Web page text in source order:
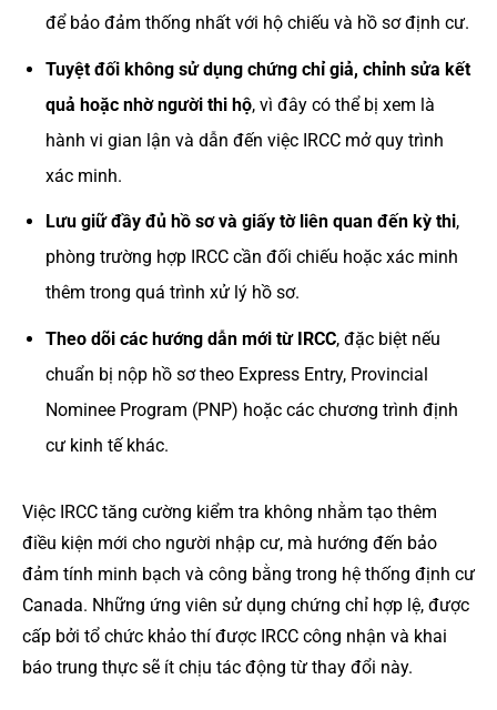
để bảo đảm thống nhất với hộ chiếu và hồ sơ định cư.
Tuyệt đối không sử dụng chứng chỉ giả, chỉnh sửa kết
quả hoặc nhờ người thi hộ, vì đây có thể bị xem là
hành vi gian lận và dẫn đến việc IRCC mở quy trình
xác minh.
Lưu giữ đầy đủ hồ sơ và giấy tờ liên quan đến kỳ thi,
phòng trường hợp IRCC cần đối chiếu hoặc xác minh
thêm trong quá trình xử lý hồ sơ.
Theo dõi các hướng dẫn mới từ IRCC, đặc biệt nếu
chuẩn bị nộp hồ sơ theo Express Entry, Provincial
Nominee Program (PNP) hoặc các chương trình định
cư kinh tế khác.
Việc IRCC tăng cường kiểm tra không nhằm tạo thêm
điều kiện mới cho người nhập cư, mà hướng đến bảo
đảm tính minh bạch và công bằng trong hệ thống định cư
Canada. Những ứng viên sử dụng chứng chỉ hợp lệ, được
cấp bởi tổ chức khảo thí được IRCC công nhận và khai
báo trung thực sẽ ít chịu tác động từ thay đổi này.